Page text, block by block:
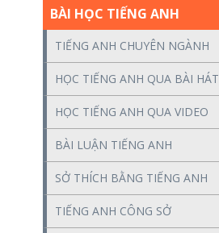
BÀI HỌC TIẾNG ANH
TIẾNG ANH CHUYÊN NGÀNH
HỌC TIẾNG ANH QUA BÀI HÁT
HỌC TIẾNG ANH QUA VIDEO
BÀI LUẬN TIẾNG ANH
SỞ THÍCH BẰNG TIẾNG ANH
TIẾNG ANH CÔNG SỞ